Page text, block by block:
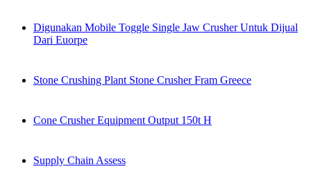
Digunakan Mobile Toggle Single Jaw Crusher Untuk Dijual
Dari Euorpe
Stone Crushing Plant Stone Crusher Fram Greece
Cone Crusher Equipment Output 150t H
Supply Chain Assess